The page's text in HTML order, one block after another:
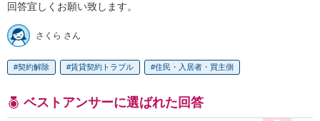
回答宜しくお願い致します。
さくら さん
契約解除 賃貸契約トラブル 住民・入居者・買主側
ベストアンサーに選ばれた回答